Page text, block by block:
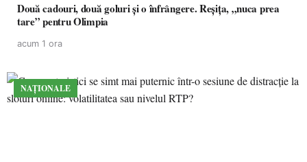
Două cadouri, două goluri și o înfrângere. Reșița, „nuca prea
tare” pentru Olimpia
acum 1 ora
NAȚIONALE